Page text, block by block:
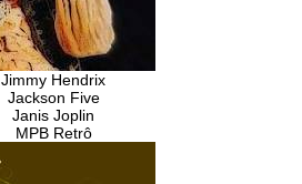
Jimmy Hendrix
Jackson Five
Janis Joplin
MPB Retrô